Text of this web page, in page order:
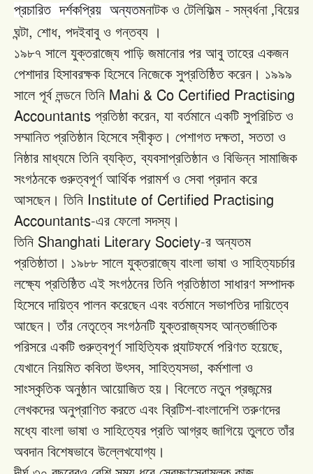
প্রচারিত দর্শকপ্রিয় অন্যতমনাটক ও টেলিফিল্ম- সম্বর্ধনা ,বিয়ের
ঘন্টা, শোধ, পদইবাবু ও গন্তব্য ।
১৯৮৭ সালে যুক্তরাজ্যে পাড়ি জমানোর পর আবু তাহের একজন
পেশাদার হিসাবরক্ষক হিসেবে নিজেকে সুপ্রতিষ্ঠিত করেন। ১৯৯৯
সালে পূর্ব লন্ডনে তিনি Mahi & Co Certified Practising
Accountants প্রতিষ্ঠা করেন, যা বর্তমানে একটি সুপরিচিত ও
সম্মানিত প্রতিষ্ঠান হিসেবে স্বীকৃত। পেশাগত দক্ষতা, সততা ও
নিষ্ঠার মাধ্যমে তিনি ব্যক্তি,ব্যবসাপ্রতিষ্ঠান ও বিভিন্ন সামাজিক
সংগঠনকে গুরুত্বপূর্ণ আর্থিক পরামর্শ ও সেবা প্রদান করে
আসছেন। তিনি Institute of Certified Practising
Accountants-এর ফেলো সদস্য।
তিনি Shanghati Literary Society-র অন্যতম
প্রতিষ্ঠাতা। ১৯৮৮ সালে যুক্তরাজ্যে বাংলা ভাষা ও সাহিত্যচর্চার
লক্ষ্যে প্রতিষ্ঠিত এই সংগঠনের তিনি প্রতিষ্ঠাতা সাধারণ সম্পাদক
হিসেবে দায়িত্ব পালন করেছেন এবং বর্তমানে সভাপতির দায়িত্বে
আছেন। তাঁর নেতৃত্বে সংগঠনটি যুক্তরাজ্যসহ আন্তর্জাতিক
পরিসরে একটি গুরুত্বপূর্ণ সাহিত্যিক প্ল্যাটফর্মে পরিণত হয়েছে,
যেখানে নিয়মিত কবিতা উৎসব, সাহিত্যসভা, কর্মশালা ও
সাংস্কৃতিক অনুষ্ঠান আয়োজিত হয়। বিলেতে নতুন প্রজন্মের
লেখকদের অনুপ্রাণিত করতে এবং ব্রিটিশ-বাংলাদেশি তরুণদের
মধ্যে বাংলা ভাষা ও সাহিত্যের প্রতি আগ্রহ জাগিয়ে তুলতে তাঁর
অবদান বিশেষভাবে উল্লেখযোগ্য।